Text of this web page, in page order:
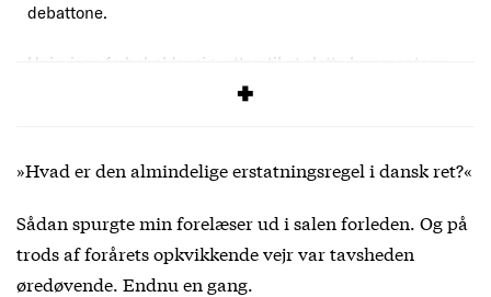
debattone.
Uniavisen forbeholder sig retten til at slette kommentarer,
debatregler
»Hvad er den almindelige erstatningsregel i dansk ret?«
Sådan spurgte min forelæser ud i salen forleden. Og på
trods af forårets opkvikkende vejr var tavsheden
øredøvende. Endnu en gang.